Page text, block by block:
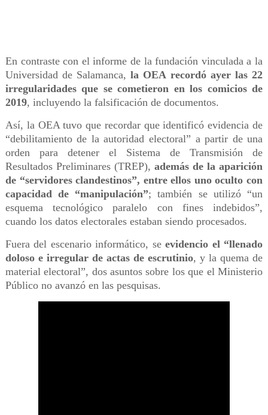
En contraste con el informe de la fundación vinculada a la
Universidad de Salamanca,la OEA recordó ayer las 22
irregularidades que se cometieron en los comicios de
2019, incluyendo la falsificación de documentos.
Así, la OEA tuvo que recordar que identificó evidencia de
“debilitamiento de la autoridad electoral” a partir de una
orden para detener el Sistema de Transmisión de
Resultados Preliminares (TREP), además de la aparición
de “servidores clandestinos”, entre ellos uno oculto con
capacidad de “manipulación”; también se utilizó “un
esquema tecnológico paralelo con fines indebidos”,
cuando los datos electorales estaban siendo procesados.
Fuera del escenario informático, seevidencio el “llenado
doloso e irregular de actas de escrutinio, y la quema de
material electoral”, dos asuntos sobre los que el Ministerio
Público no avanzó en las pesquisas.